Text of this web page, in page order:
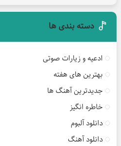
دسته بندی ها
ادعیه و زیارات صوتی
بهترین های هفته
جدیدترین آهنگ ها
خاطره انگیز
دانلود آلبوم
دانلود آهنگ